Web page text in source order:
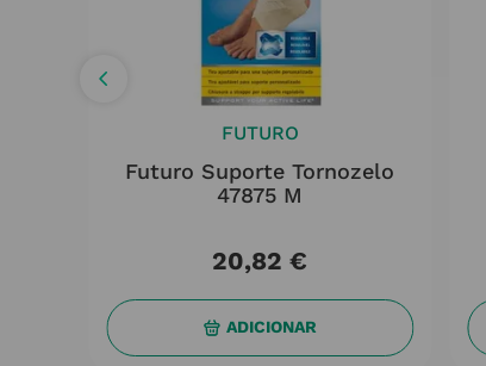
FUTURO
Futuro Suporte Tornozelo
47875 M
20,82 €
ADICIONAR